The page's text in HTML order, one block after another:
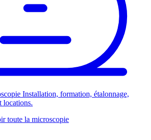
Installation, formation, étalonnage,
locations.
toute la microscopie